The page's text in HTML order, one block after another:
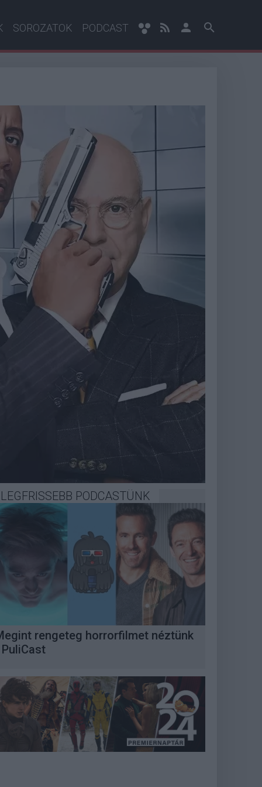
SOROZATOK PODCAST
LEGFRISSEBB PODCASTÜNK
rengeteg horrorfilmet néztünk